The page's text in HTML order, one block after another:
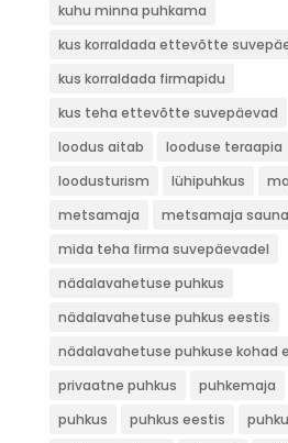
kuhu minna puhkama
kus korraldada ettevõtte
kus korraldada firmapidu
kus teha ettevõtte suvepäevad
loodus aitab
looduse teraapia
loodusturism
lühipuhkus
metsamaja
metsamaja
mida teha firma suvepäevadel
nädalavahetuse puhkus
nädalavahetuse puhkus eestis
nädalavahetuse puhkuse kohad
privaatne puhkus
puhkemaja
puhkus
puhkus eestis